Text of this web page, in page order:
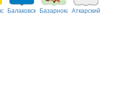
БалаковскийБазарнокарабулакский
Аткарский